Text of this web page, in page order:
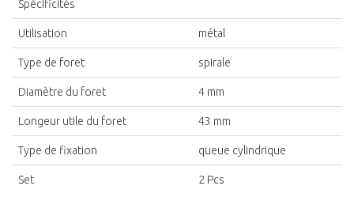
Spécificités
Utilisation métal
Type de foret spirale
Diamètre du foret 4 mm
Longeur utile du foret 43 mm
Type de fixation queue cylindrique
Set 2 Pcs